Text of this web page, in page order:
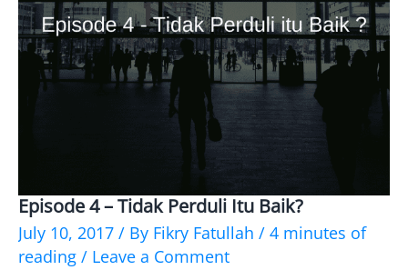
Episode 4 – Tidak Perduli Itu Baik?
July 10, 2017 / By Fikry Fatullah / 4 minutes of
reading / Leave a Comment
Episode
4